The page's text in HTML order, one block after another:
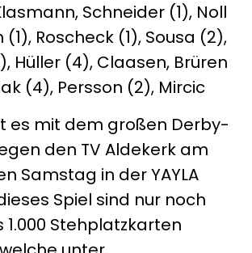
Schneider (1), Noll
Roscheck (1), Sousa (2),
Hüller (4), Claasen, Brüren
(4), Persson (2), Mircic
es mit dem großen Derby-
den TV Aldekerk am
Samstag in der YAYLA
Spiel sind nur noch
1.000 Stehplatzkarten